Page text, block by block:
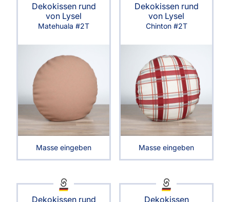
Dekokissen rund
von Lysel
Matehuala #2T
Masse eingeben
Dekokissen rund
von Lysel
Chinton #2T
Masse eingeben
Dekokissen rund
Dekokissen